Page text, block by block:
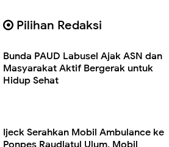
Pilihan Redaksi
Bunda PAUD Labusel Ajak ASN dan
Masyarakat Aktif Bergerak untuk
Hidup Sehat
Ijeck Serahkan Mobil Ambulance ke
Ponpes Raudlatul Ulum. Mobil